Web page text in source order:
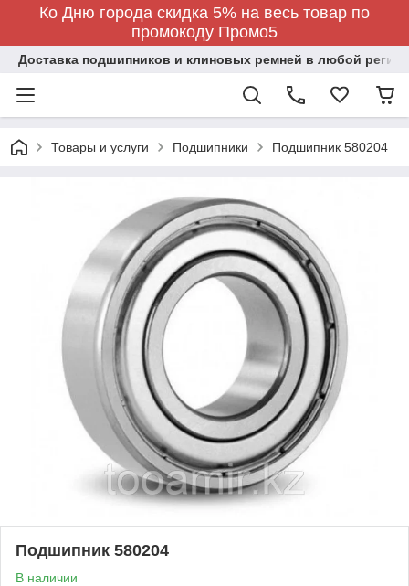
Ко Дню города скидка 5% на весь товар по
промокоду Промо5
Доставка подшипников и клиновых ремней в любой регион
Товары и услуги Подшипники Подшипник 580204
Подшипник 580204
В наличии